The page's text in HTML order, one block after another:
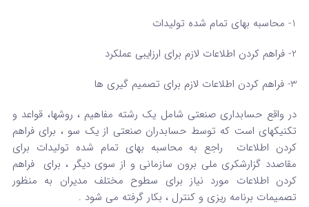
1- محاسبه بهای تمام شده تولیدات
2- فراهم کردن اطلاعات لازم برای ارزایبی عملکرد
3- فراهم کردن اطلاعات لازم برای تصمیم گیری ها
در واقع حسابداری صنعتی شامل یک رشته مفاهیم ، روشها، قواعد و
تکنیکهای است که توسط حسابدران صنعتی از یک سو ، برای فراهم
کردن اطلاعات راجع به محاسبه بهای تمام شده تولیدات برای
مقاصدد گزارشکری ملی برون سازمانی و از سوی دیگر ، برای فراهم
کردن اطلاعات مورد نیاز برای سطوح مختلف مدیران به منظور
تصمیمات برنامه ریزی و کنترل ، بکار گرفته می شود .